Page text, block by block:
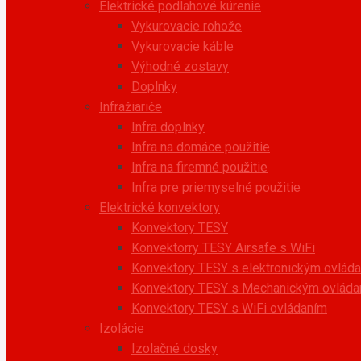
Elektrické podlahové kúrenie
Vykurovacie rohože
Vykurovacie káble
Výhodné zostavy
Doplnky
Infražiariče
Infra doplnky
Infra na domáce použitie
Infra na firemné použitie
Infra pre priemyselné použitie
Elektrické konvektory
Konvektory TESY
Konvektorry TESY Airsafe s WiFi
Konvektory TESY s elektronickým
Konvektory TESY s Mechanickým
Konvektory TESY s WiFi ovládaním
Izolácie
Izolačné dosky